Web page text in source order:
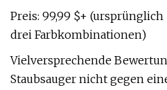
Preis: 99,99 $+
drei Farbkombinationen)
Vielversprechende
Staubsauger nicht gegen